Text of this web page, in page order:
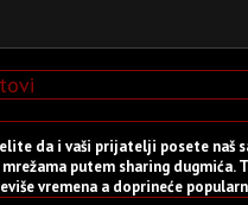
da i vaši prijatelji posete naš
putem sharing dugmića.
vremena a doprineće